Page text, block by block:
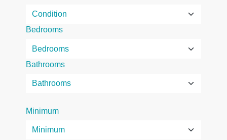
Bedrooms
Bathrooms
Minimum